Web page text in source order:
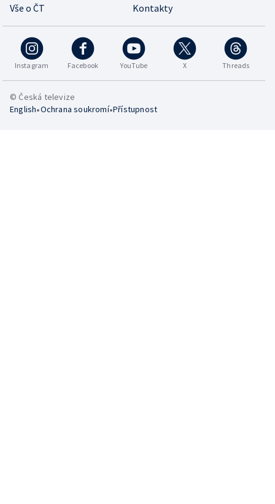
Vše o ČT
Kontakty
Instagram Facebook YouTube X Threads
© Česká televize
English•Ochrana soukromí•Přístupnost